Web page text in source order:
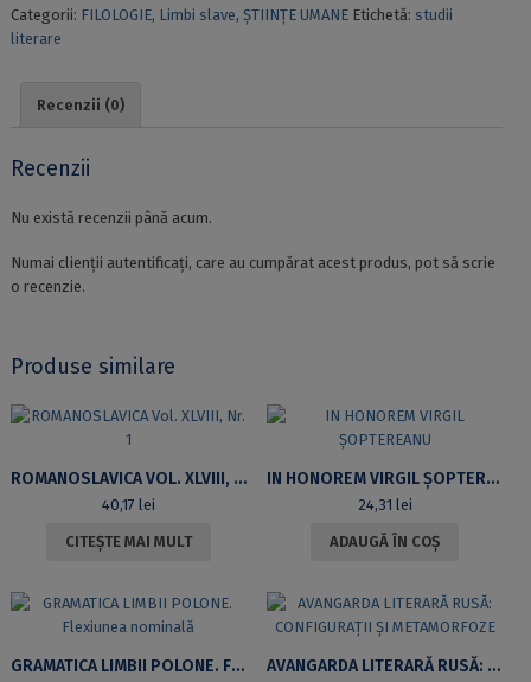
ÎN
LITERATURA
Categorii: FILOLOGIE, Limbi slave, ȘTIINȚE UMANE Etichetă: studii
literare
Recenzii (0)
Recenzii
Nu există recenzii până acum.
Numai clienții autentificați, care au cumpărat acest produs, pot să scrie
o recenzie.
Produse similare
ROMANOSLAVICA VOL. XLVIII, NR. 1
40,17 lei
CITEȘTE MAI MULT
IN HONOREM VIRGIL ȘOPTEREANU
24,31 lei
ADAUGĂ ÎN COȘ
GRAMATICA LIMBII POLONE. FLEXIUNEA NOMINALĂ AVANGARDA LITERARĂ RUSĂ: CONFIGURAȚII ȘI METAMORFOZE